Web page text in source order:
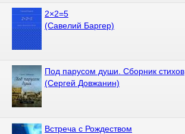
2×2=5
(Савелий Баргер)
Под парусом души. Сборник стихов
(Сергей Довжанин)
Встреча с Рождеством